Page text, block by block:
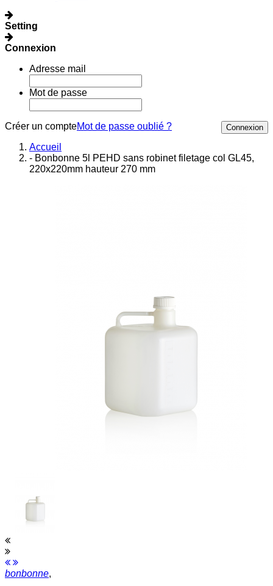
Setting
Connexion
Adresse mail
Mot de passe
Créer un compte Connexion
Mot de passe oublié ?
Accueil
- Bonbonne 5l PEHD sans robinet filetage col GL45,
220x220mm hauteur 270 mm
bonbonne,